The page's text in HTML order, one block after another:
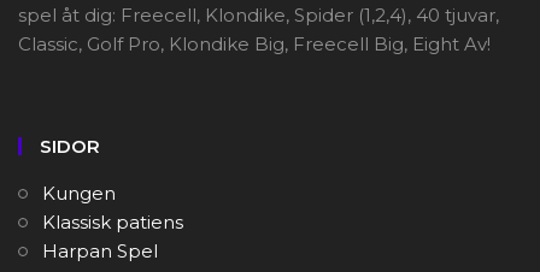
spel åt dig: Freecell, Klondike, Spider (1,2,4), 40 tjuvar,
Classic, Golf Pro, Klondike Big, Freecell Big, Eight Av!
SIDOR
Kungen
Klassisk patiens
Harpan Spel